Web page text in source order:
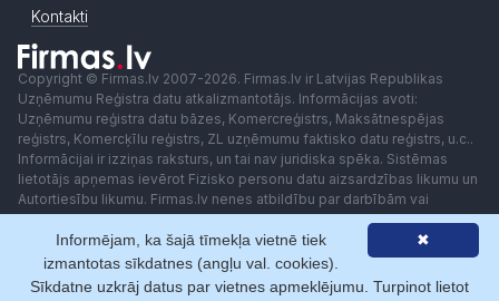
Kontakti
Copyright © Firmas.lv 2007-2026. Firmas.lv ir Latvijas Republikas
Uzņēmumu Reģistra datu atkalizmantotājs. Informācijas avoti:
Uzņēmumu reģistra datu bāzes, Komercreģistrs, Maksātnespējas
reģistrs, Komercķīlu reģistrs, ZL uzņēmumu faktisko datu reģistrs, u.c..
Informācijai ir izziņas raksturs, un tai nav juridiska spēka. Sistēmas
lietotājs apņemas ievērot Fizisko personu datu aizsardzības likumu un
Autortiesību likumu. Firmas.lv nenes atbildību par darbībām vai
lēmumiem, kas balstīti uz saņemto pakalpojumu. Lietotājam aizliegts
izmantot jebkādas automatizētas sistēmas vai iekārtas (robotus)
piekļuvei sistēmai bez rakstiskas saskaņošanas ar Firmas.lv. Galvenā
redaktore: Ingūna Pempere.
✖
Informējam, ka šajā tīmekļa vietnē tiek
izmantotas sīkdatnes (angļu val. cookies).
Sīkdatne uzkrāj datus par vietnes apmeklējumu. Turpinot lietot